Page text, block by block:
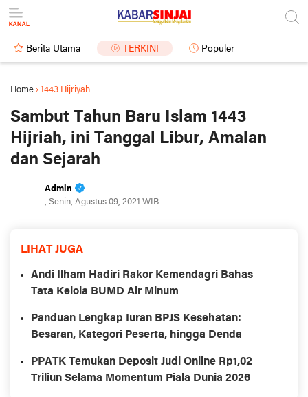
Berita Utama TERKINI Populer
Home › 1443 Hijriyah
Sambut Tahun Baru Islam 1443
Hijriah, ini Tanggal Libur, Amalan
dan Sejarah
Admin
, Senin, Agustus 09, 2021 WIB
LIHAT JUGA
Andi Ilham Hadiri Rakor Kemendagri Bahas
Tata Kelola BUMD Air Minum
Panduan Lengkap Iuran BPJS Kesehatan:
Besaran, Kategori Peserta, hingga Denda
PPATK Temukan Deposit Judi Online Rp1,02
Triliun Selama Momentum Piala Dunia 2026